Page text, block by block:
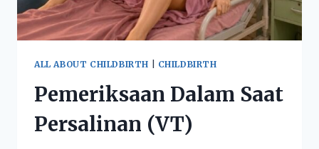
ALL ABOUT CHILDBIRTH CHILDBIRTH
Pemeriksaan Dalam Saat
Persalinan (VT)